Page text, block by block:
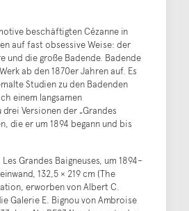
beschäftigten Cézanne in
auf fast obsessive Weise: der
und die große Badende. Badende
ab den 1870er Jahren auf. Es
Studien zu den Badenden
einem langsamen
drei Versionen der „Grandes
die er um 1894 begann und bis
Les Grandes Baigneuses, um 1894–
132,5 × 219 cm (The
erworben von Albert C.
Galerie E. Bignou von Ambroise